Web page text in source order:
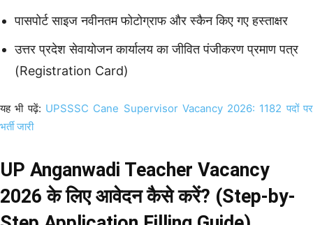
पासपोर्ट साइज नवीनतम फोटोग्राफ और स्कैन किए गए हस्ताक्षर
उत्तर प्रदेश सेवायोजन कार्यालय का जीवित पंजीकरण प्रमाण पत्र
(Registration Card)
यह भी पढ़ें: UPSSSC Cane Supervisor Vacancy 2026: 1182 पदों पर
भर्ती जारी
UP Anganwadi Teacher Vacancy
2026 के लिए आवेदन कैसे करें? (Step-by-